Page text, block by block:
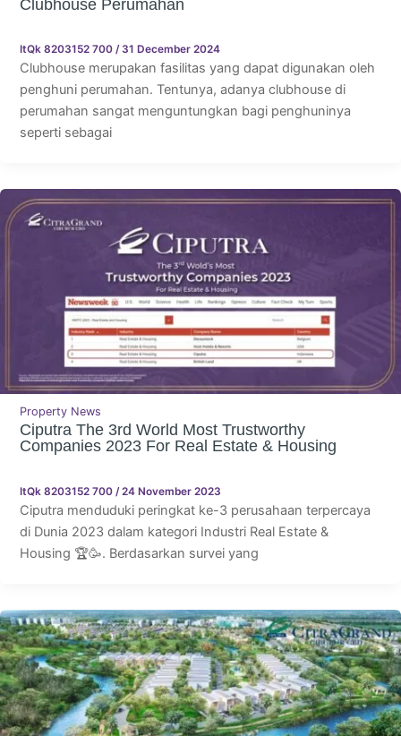
ItQk 8203152 700 / 31 December 2024
Clubhouse merupakan fasilitas yang dapat digunakan oleh
penghuni perumahan. Tentunya, adanya clubhouse di
perumahan sangat menguntungkan bagi penghuninya
seperti sebagai
Property News
Ciputra The 3rd World Most Trustworthy
Companies 2023 For Real Estate & Housing
ItQk 8203152 700 /24 November 2023
Ciputra menduduki peringkat ke-3 perusahaan terpercaya
di Dunia 2023 dalam kategori Industri Real Estate &
Housing 🏆🥳. Berdasarkan survei yang